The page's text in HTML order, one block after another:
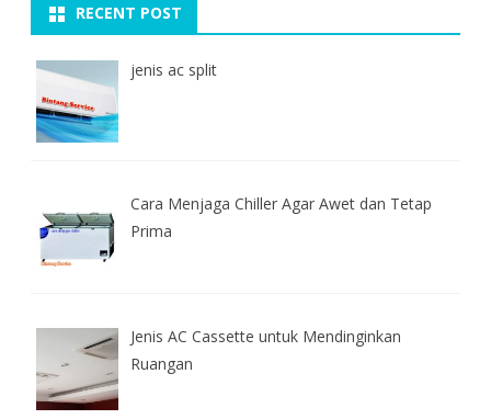
RECENT POST
jenis ac split
Cara Menjaga Chiller Agar Awet dan Tetap
Prima
Jenis AC Cassette untuk Mendinginkan
Ruangan